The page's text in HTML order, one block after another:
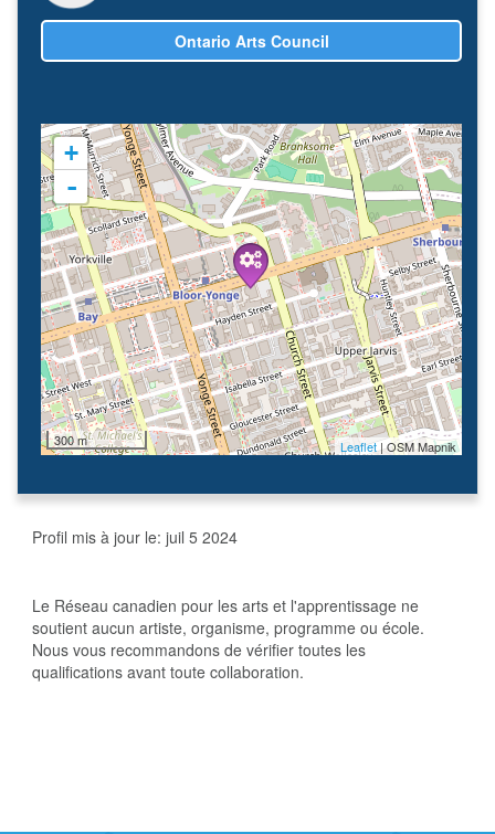
Ontario Arts Council
+
-
300 m Leaflet| OSM Mapnik
Profil mis à jour le: juil 5 2024
Le Réseau canadien pour les arts et l'apprentissage ne
soutient aucun artiste, organisme, programme ou école.
Nous vous recommandons de vérifier toutes les
qualifications avant toute collaboration.